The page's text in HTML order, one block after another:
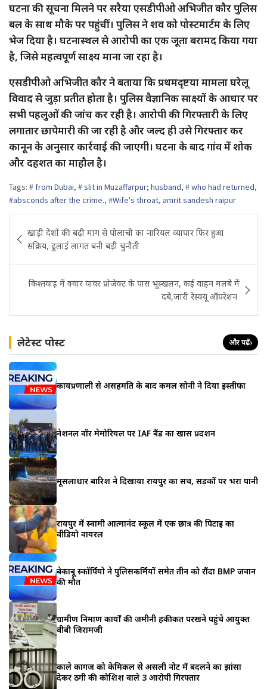
घटना की सूचना मिलने पर सरैया एसडीपीओ अभिजीत कौर पुलिस
बल के साथ मौके पर पहुंचीं। पुलिस ने शव को पोस्टमार्टम के लिए
भेज दिया है। घटनास्थल से आरोपी का एक जूता बरामद किया गया
है, जिसे महत्वपूर्ण साक्ष्य माना जा रहा है।
एसडीपीओ अभिजीत कौर ने बताया कि प्रथमदृष्टया मामला घरेलू
विवाद से जुड़ा प्रतीत होता है। पुलिस वैज्ञानिक साक्ष्यों के आधार पर
सभी पहलुओं की जांच कर रही है। आरोपी की गिरफ्तारी के लिए
लगातार छापेमारी की जा रही है और जल्द ही उसे गिरफ्तार कर
कानून के अनुसार कार्रवाई की जाएगी। घटना के बाद गांव में शोक
और दहशत का माहौल है।
Tags: # from Dubai, # slit in Muzaffarpur; husband, # who had returned,
#absconds after the crime., #Wife's throat, amrit sandesh raipur
navigation
खाड़ी देशों की बढ़ी मांग से पोलाची का नारियल व्यापार फिर हुआ
सक्रिय, ढुलाई लागत बनी बड़ी चुनौती
किश्तवाड़ में क्वार पावर प्रोजेक्ट के पास भूस्खलन, कई वाहन मलबे में
दबे,जारी रेस्क्यू ऑपरेशन
लेटेस्ट पोस्ट और पढ़ें›
कार्यप्रणाली से असहमति के बाद कमल सोनी ने दिया इस्तीफा
नेशनल वॉर मेमोरियल पर IAF बैंड का खास प्रदर्शन
मूसलाधार बारिश ने दिखाया रायपुर का सच, सड़कों पर भरा पानी
रायपुर में स्वामी आत्मानंद स्कूल में एक छात्र की पिटाई का
वीडियो वायरल
बेकाबू स्कॉर्पियो ने पुलिसकर्मियों समेत तीन को रौंदा BMP जवान
की मौत
ग्रामीण निर्माण कार्यों की जमीनी हकीकत परखने पहुंचे आयुक्त
वीबी जिरामजी
काले कागज को केमिकल से असली नोट में बदलने का झांसा
देकर ठगी की कोशिश वाले 3 आरोपी गिरफ्तार